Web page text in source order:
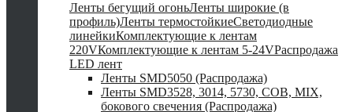
Ленты бегущий огоньЛенты широкие (в
профиль)Ленты термостойкиеСветодиодные
линейкиКомплектующие к лентам
220VКомплектующие к лентам 5-24VРаспродажа
LED лент
Ленты SMD5050 (Распродажа)
Ленты SMD3528, 3014, 5730, COB, MIX,
бокового свечения (Распродажа)